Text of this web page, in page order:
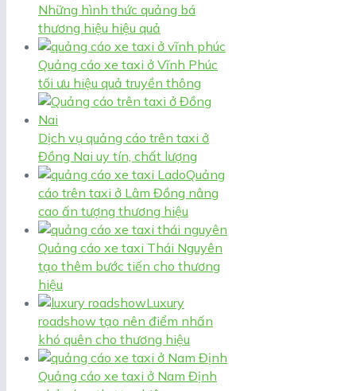
Những hình thức quảng bá
thương hiệu hiệu quả
Quảng cáo xe taxi ở Vĩnh Phúc
tối ưu hiệu quả truyền thông
Dịch vụ quảng cáo trên taxi ở
Đồng Nai uy tín, chất lượng
Quảng
cáo trên taxi ở Lâm Đồng nâng
cao ấn tượng thương hiệu
Quảng cáo xe taxi Thái Nguyên
tạo thêm bước tiến cho thương
hiệu
Luxury
roadshow tạo nên điểm nhấn
khó quên cho thương hiệu
Quảng cáo xe taxi ở Nam Định